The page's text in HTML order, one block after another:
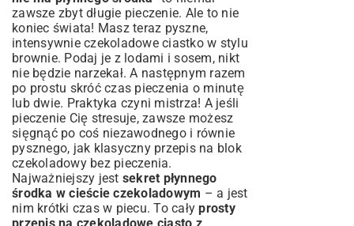
zawsze zbyt długie pieczenie. Ale to nie
koniec świata! Masz teraz pyszne,
intensywnie czekoladowe ciastko w stylu
brownie. Podaj je z lodami i sosem, nikt
nie będzie narzekał. A następnym razem
po prostu skróć czas pieczenia o minutę
lub dwie. Praktyka czyni mistrza! A jeśli
pieczenie Cię stresuje, zawsze możesz
sięgnąć po coś niezawodnego i równie
pysznego, jak klasyczny przepis na blok
czekoladowy bez pieczenia.
Najważniejszy jest sekret płynnego
środka w cieście czekoladowym – a jest
nim krótki czas w piecu. To całyprosty